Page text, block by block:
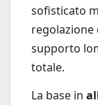
sofisticato
regolazione
supporto
totale.
La base in